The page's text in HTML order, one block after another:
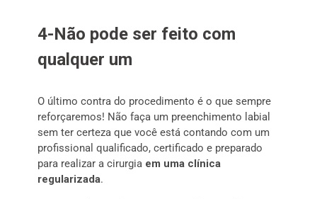
4-Não pode ser feito com
qualquer um
O último contra do procedimento é o que sempre
reforçaremos! Não faça um preenchimento labial
sem ter certeza que você está contando com um
profissional qualificado, certificado e preparado
para realizar a cirurgia em uma clínica
regularizada.